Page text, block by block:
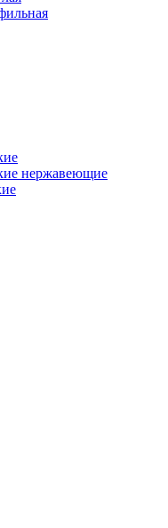
нержавеющие